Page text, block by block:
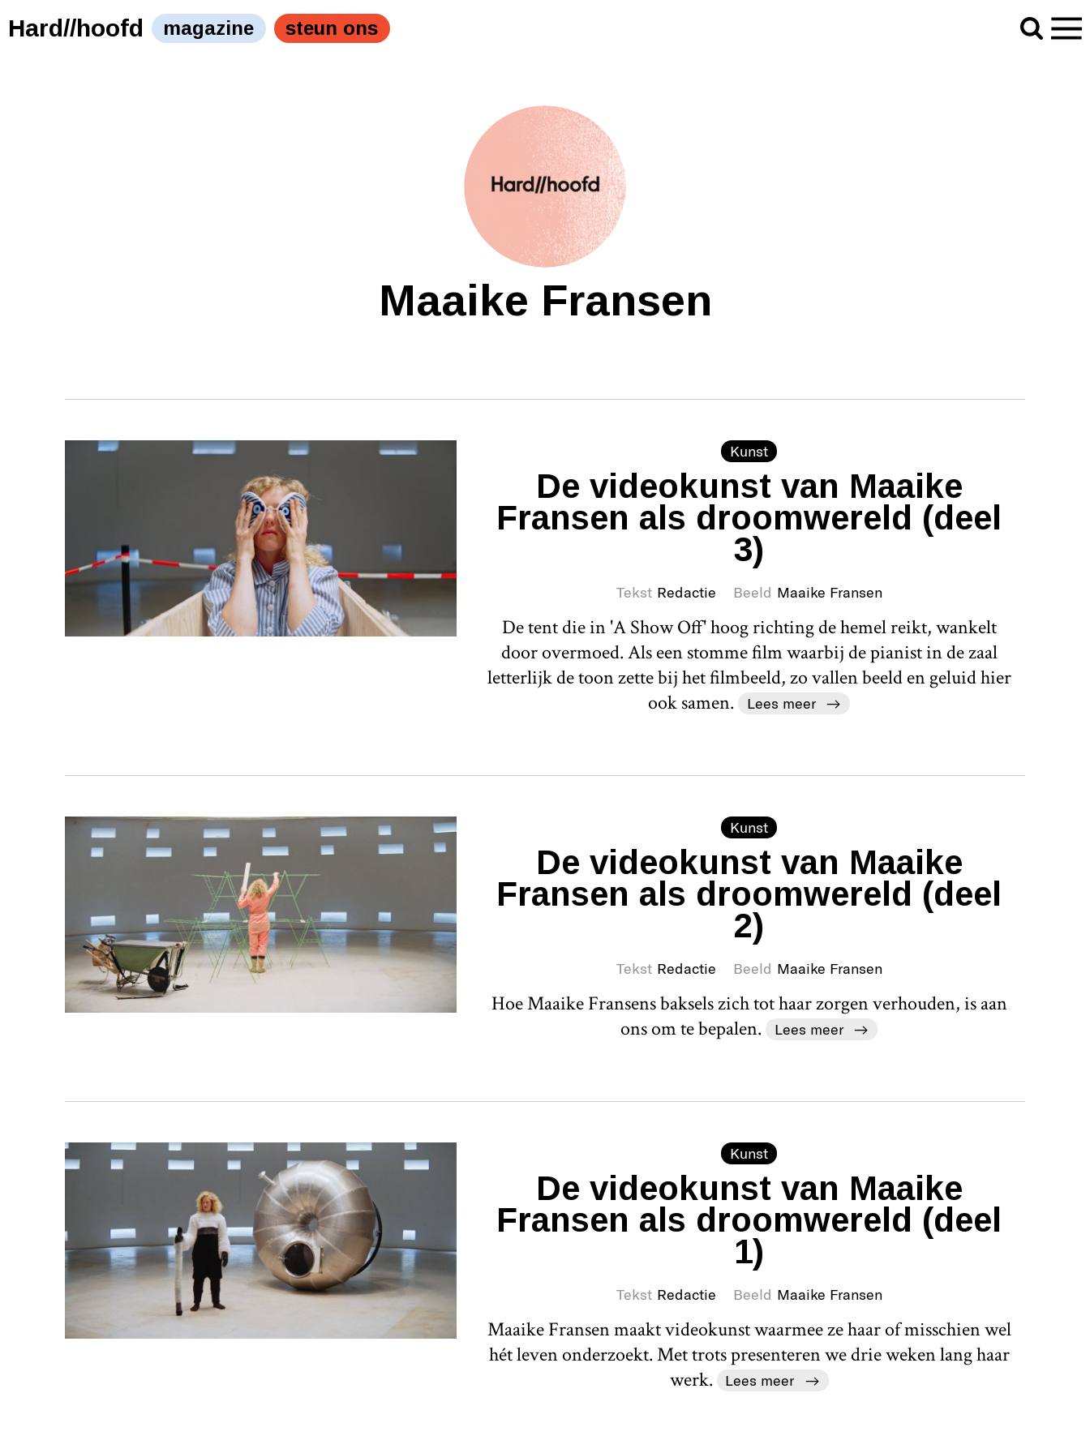
Hard//hoofd magazine steun ons
Maaike Fransen
Kunst
De videokunst van Maaike
Fransen als droomwereld (deel
3)
Tekst Redactie Beeld Maaike Fransen
De tent die in 'A Show Off' hoog richting de hemel reikt, wankelt
door overmoed. Als een stomme film waarbij de pianist in de zaal
letterlijk de toon zette bij het filmbeeld, zo vallen beeld en geluid hier
ook samen.
Lees meer
Kunst
De videokunst van Maaike
Fransen als droomwereld (deel
2)
Tekst Redactie Beeld Maaike Fransen
Hoe Maaike Fransens baksels zich tot haar zorgen verhouden, is aan
ons om te bepalen.
Lees meer
Kunst
De videokunst van Maaike
Fransen als droomwereld (deel
1)
Tekst Redactie Beeld Maaike Fransen
Maaike Fransen maakt videokunst waarmee ze haar of misschien wel
hét leven onderzoekt. Met trots presenteren we drie weken lang haar
werk.
Lees meer